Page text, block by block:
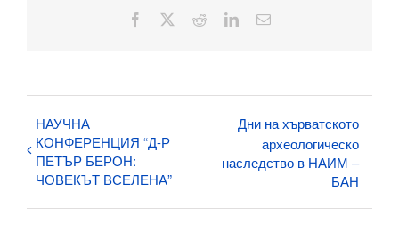
Facebook RedditLinkedInЕлектронна
НАУЧНА
КОНФЕРЕНЦИЯ “Д-Р
ПЕТЪР БЕРОН:
ЧОВЕКЪТ ВСЕЛЕНА”
Дни на хърватското
археологическо
наследство в НАИМ –
БАН